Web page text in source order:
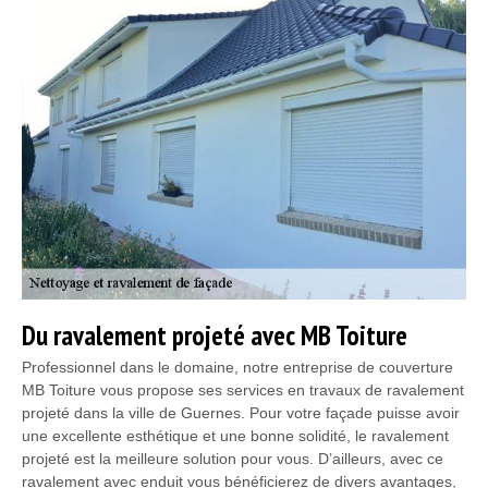
Du ravalement projeté avec MB Toiture
Professionnel dans le domaine, notre entreprise de couverture
MB Toiture vous propose ses services en travaux de ravalement
projeté dans la ville de Guernes. Pour votre façade puisse avoir
une excellente esthétique et une bonne solidité, le ravalement
projeté est la meilleure solution pour vous. D’ailleurs, avec ce
ravalement avec enduit vous bénéficierez de divers avantages,